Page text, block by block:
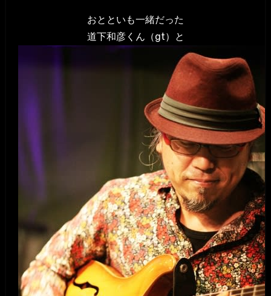
おとといも一緒だった
道下和彦くん（gt）と